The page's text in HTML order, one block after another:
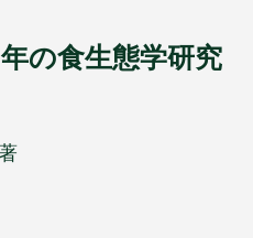
の食生態学研究